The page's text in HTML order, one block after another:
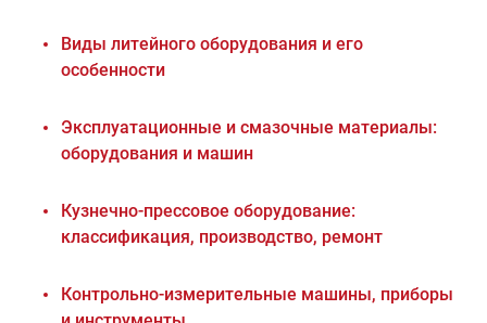
Виды литейного оборудования и его
особенности
Эксплуатационные и смазочные материалы:
оборудования и машин
Кузнечно-прессовое оборудование:
классификация, производство, ремонт
Контрольно-измерительные машины, приборы